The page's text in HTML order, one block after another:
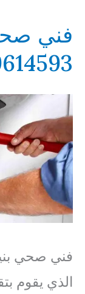
فني
فني صحي
الذي يقوم